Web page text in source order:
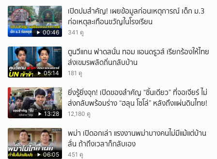
00:46
เปิดปมสำคัญ! เผยข้อมูลก่อนเหตุการณ์ เด็ก ม.3
ก่อเหตุสะเทือนขวัญในโรงเรียน
341 ดู
05:14
ตูนวีแกน ฟาดสนั่น ทอม แอนดรูวส์ เรียกร้องให้ไทย
ส่งเขมรพลัดถิ่นกลับบ้าน
181 ดู
13:28
ยิ่งรู้ยิ่งจุก! เปิดของสำคัญ “ชิ้นเดียว” ที่จอเจียร์ ไม่
ส่งกลับพร้อมร่าง “ฮลุน โซโล่” หลังถึงแผ่นดินไทย!
12,180 ดู
06:05
พม่า เปิดอกเล่า แรงงานพม่าบางคนไม่มีแม้แต่บ้าน
ลั่น ถ้าถึงเวลาก็กลับเอง
451 ดู